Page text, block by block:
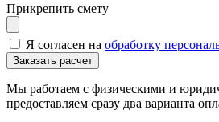
Прикрепить смету
Я согласен на обработку
Мы работаем с физическими и
предоставляем сразу два варианта